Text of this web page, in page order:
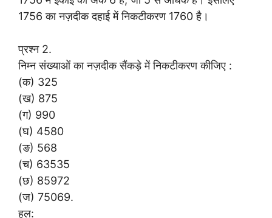
1756 का नज़दीक दहाई में निकटीकरण 1760 है।
प्रश्न 2.
निम्न संख्याओं का नज़दीक सैंकड़े में निकटीकरण कीजिए :
(क) 325
(ख) 875
(ग) 990
(घ) 4580
(ङ) 568
(च) 63535
(छ) 85972
(ज) 75069.
हल: